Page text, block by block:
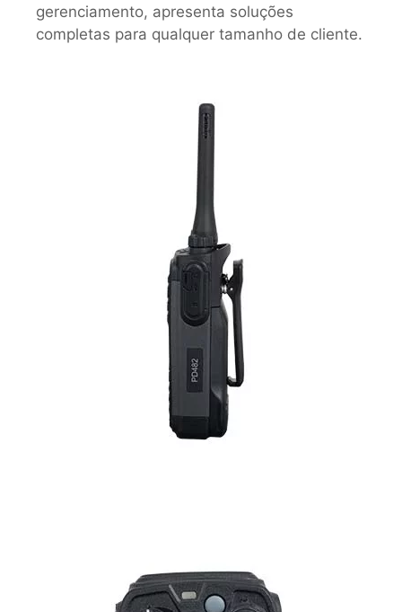
gerenciamento, apresenta soluções
completas para qualquer tamanho de cliente.